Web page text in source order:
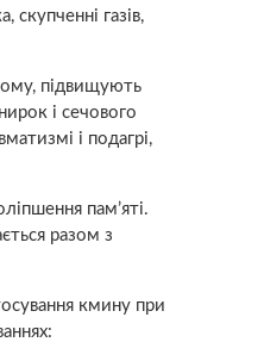
скупченні газів,
підвищують
і сечового
і подагрі,
пам’яті.
разом з
кмину при